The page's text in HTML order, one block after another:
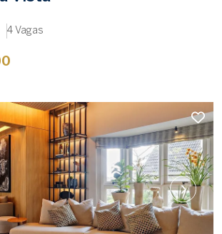
4 Vagas